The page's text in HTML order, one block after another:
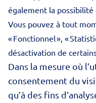
également la possibilité
Vous pouvez à tout
« Fonctionnel », «
désactivation de
Dans la mesure où
consentement du
qu’à des fins